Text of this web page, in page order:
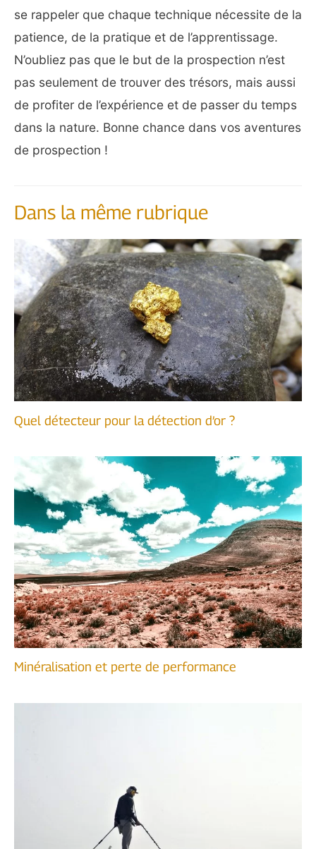
se rappeler que chaque technique nécessite de la
patience, de la pratique et de l’apprentissage.
N’oubliez pas que le but de la prospection n’est
pas seulement de trouver des trésors, mais aussi
de profiter de l’expérience et de passer du temps
dans la nature. Bonne chance dans vos aventures
de prospection !
Dans la même rubrique
Quel détecteur pour la détection d’or ?
Minéralisation et perte de performance